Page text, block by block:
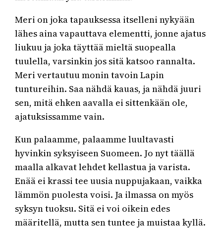
Meri on joka tapauksessa itselleni nykyään
lähes aina vapauttava elementti, jonne ajatus
liukuu ja joka täyttää mieltä suopealla
tuulella, varsinkin jos sitä katsoo rannalta.
Meri vertautuu monin tavoin Lapin
tuntureihin. Saa nähdä kauas, ja nähdä juuri
sen, mitä ehken aavalla ei sittenkään ole,
ajatuksissamme vain.
Kun palaamme, palaamme luultavasti
hyvinkin syksyiseen Suomeen. Jo nyt täällä
maalla alkavat lehdet kellastua ja varista.
Enää ei krassi tee uusia nuppujakaan, vaikka
lämmön puolesta voisi. Ja ilmassa on myös
syksyn tuoksu. Sitä ei voi oikein edes
määritellä, mutta sen tuntee ja muistaa kyllä.